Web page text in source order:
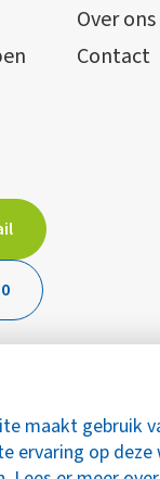
maakt gebruik
ervaring op
Over ons
Contact